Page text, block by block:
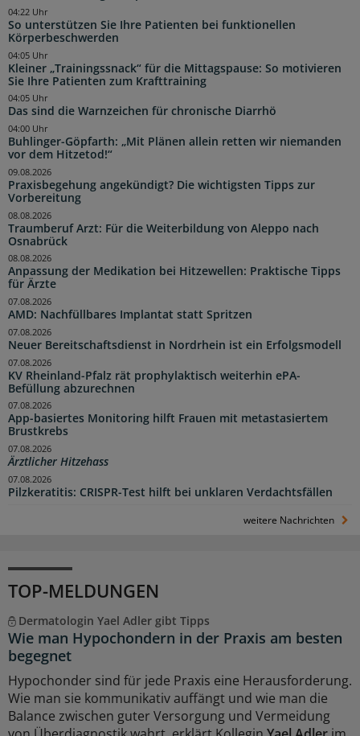
So unterstützen Sie Ihre Patienten bei funktionellen
Körperbeschwerden
04:22 Uhr
Kleiner „Trainingssnack“ für die Mittagspause: So motivieren
Sie Ihre Patienten zum Krafttraining
04:05 Uhr
Das sind die Warnzeichen für chronische Diarrhö
04:05 Uhr
Buhlinger-Göpfarth: „Mit Plänen allein retten wir niemanden
vor dem Hitzetod!“
04:00 Uhr
Praxisbegehung angekündigt? Die wichtigsten Tipps zur
Vorbereitung
09.08.2026
Traumberuf Arzt: Für die Weiterbildung von Aleppo nach
Osnabrück
08.08.2026
Anpassung der Medikation bei Hitzewellen: Praktische Tipps
für Ärzte
08.08.2026
AMD: Nachfüllbares Implantat statt Spritzen
07.08.2026
Neuer Bereitschaftsdienst in Nordrhein ist ein Erfolgsmodell
07.08.2026
KV Rheinland-Pfalz rät prophylaktisch weiterhin ePA-
Befüllung abzurechnen
07.08.2026
App-basiertes Monitoring hilft Frauen mit metastasiertem
Brustkrebs
07.08.2026
Ärztlicher Hitzehass
07.08.2026
Pilzkeratitis: CRISPR-Test hilft bei unklaren Verdachtsfällen
07.08.2026
weitere Nachrichten
TOP-MELDUNGEN
Dermatologin Yael Adler gibt Tipps
Wie man Hypochondern in der Praxis am besten
begegnet
Hypochonder sind für jede Praxis eine Herausforderung.
Wie man sie kommunikativ auffängt und wie man die
Balance zwischen guter Versorgung und Vermeidung